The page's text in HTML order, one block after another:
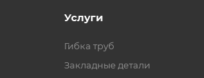
Услуги
Гибка труб
Закладные детали